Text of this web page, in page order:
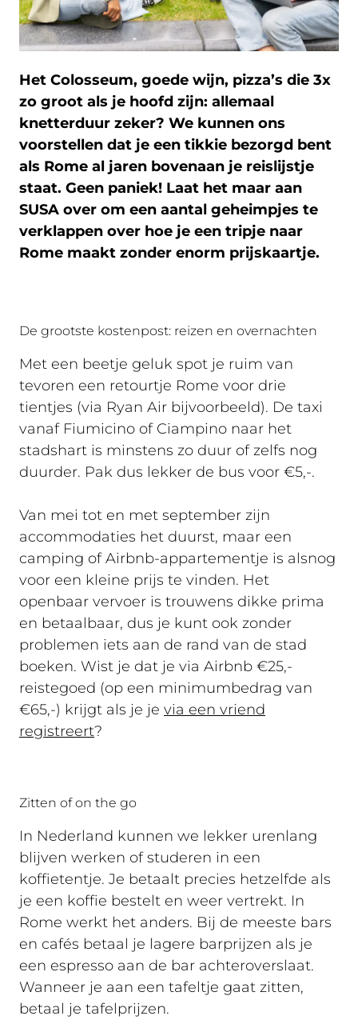
Het Colosseum, goede wijn, pizza’s die 3x
zo groot als je hoofd zijn: allemaal
knetterduur zeker? We kunnen ons
voorstellen dat je een tikkie bezorgd bent
als Rome al jaren bovenaan je reislijstje
staat. Geen paniek! Laat het maar aan
SUSA over om een aantal geheimpjes te
verklappen over hoe je een tripje naar
Rome maakt zonder enorm prijskaartje.
De grootste kostenpost: reizen en overnachten
Met een beetje geluk spot je ruim van
tevoren een retourtje Rome voor drie
tientjes (via Ryan Air bijvoorbeeld). De taxi
vanaf Fiumicino of Ciampino naar het
stadshart is minstens zo duur of zelfs nog
duurder. Pak dus lekker de bus voor €5,-.
Van mei tot en met september zijn
accommodaties het duurst, maar een
camping of Airbnb-appartementje is alsnog
voor een kleine prijs te vinden. Het
openbaar vervoer is trouwens dikke prima
en betaalbaar, dus je kunt ook zonder
problemen iets aan de rand van de stad
boeken. Wist je dat je via Airbnb €25,-
reistegoed (op een minimumbedrag van
€65,-) krijgt als je je via een vriend
registreert?
Zitten of on the go
In Nederland kunnen we lekker urenlang
blijven werken of studeren in een
koffietentje. Je betaalt precies hetzelfde als
je een koffie bestelt en weer vertrekt. In
Rome werkt het anders. Bij de meeste bars
en cafés betaal je lagere barprijzen als je
een espresso aan de bar achteroverslaat.
Wanneer je aan een tafeltje gaat zitten,
betaal je tafelprijzen.